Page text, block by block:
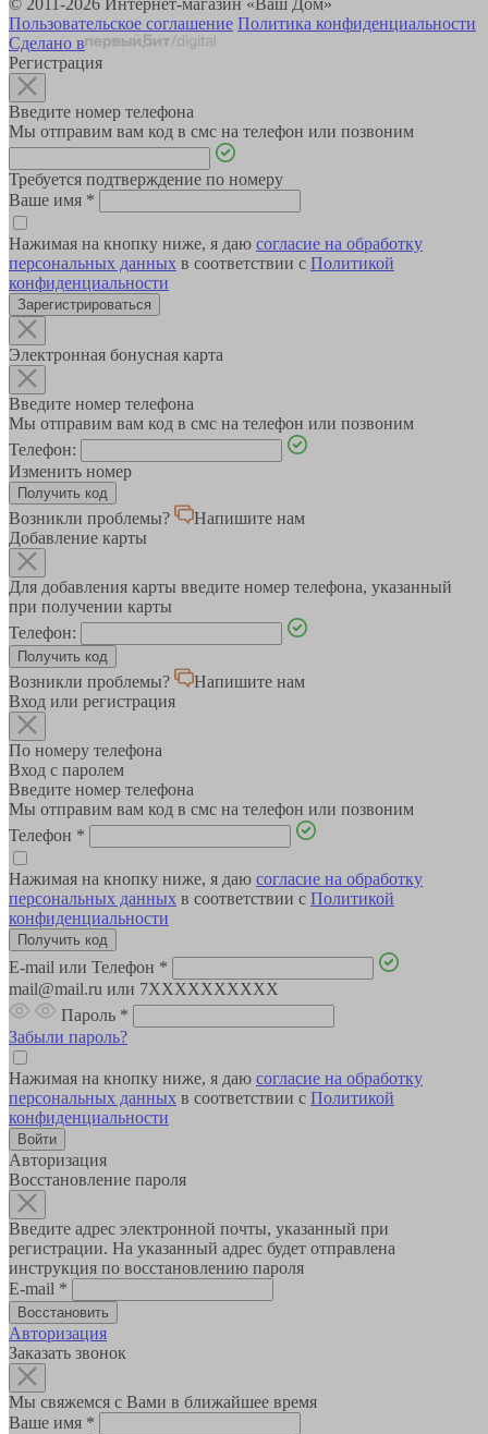
© 2011-2026 Интернет-магазин «Ваш Дом»
Пользовательское соглашение Политика конфиденциальности
Сделано в
Регистрация
Введите номер телефона
Мы отправим вам код в смс на телефон или позвоним
Требуется подтверждение по номеру
Ваше имя *
Нажимая на кнопку ниже, я даю согласие на обработку
персональных данных в соответствии с Политикой
конфиденциальности
Зарегистрироваться
Электронная бонусная карта
Введите номер телефона
Мы отправим вам код в смс на телефон или позвоним
Телефон:
Изменить номер
Возникли проблемы?
Напишите нам
Добавление карты
Для добавления карты введите номер телефона, указанный
при получении карты
Телефон:
Возникли проблемы?
Напишите нам
Вход или регистрация
По номеру телефона
Вход с паролем
Введите номер телефона
Мы отправим вам код в смс на телефон или позвоним
Телефон *
Нажимая на кнопку ниже, я даю согласие на обработку
персональных данных в соответствии с Политикой
конфиденциальности
E-mail или Телефон *
mail@mail.ru или 7XXXXXXXXXX
Пароль *
Забыли пароль?
Нажимая на кнопку ниже, я даю согласие на обработку
персональных данных в соответствии с Политикой
конфиденциальности
Авторизация
Восстановление пароля
Введите адрес электронной почты, указанный при
регистрации. На указанный адрес будет отправлена
инструкция по восстановлению пароля
E-mail *
Авторизация
Заказать звонок
Мы свяжемся с Вами в ближайшее время
Ваше имя *